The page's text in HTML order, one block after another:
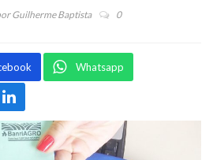
Guilherme Baptista 0
Whatsapp